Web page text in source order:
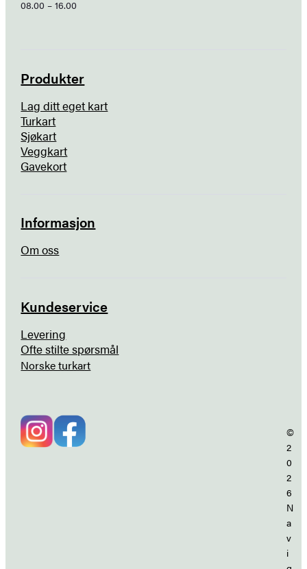
08.00 – 16.00
Produkter
Lag ditt eget kart
Turkart
Sjøkart
Veggkart
Gavekort
Informasjon
Om oss
Kundeservice
Levering
Ofte stilte spørsmål
Norske turkart
©
2
0
2
6
N
a
v
i